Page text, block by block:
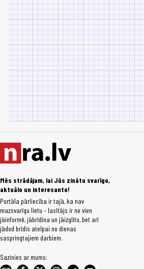
Mēs strādājam, lai Jūs zinātu svarīgo,
aktuālo un interesanto!
Portāla pārliecība ir tajā, ka nav
mazsvarīgu lietu – lasītājs ir ne vien
jāinformē, jābrīdina un jāizglīto, bet arī
jādod brīdis atelpai no dienas
saspringtajiem darbiem.
Sazinies ar mums: